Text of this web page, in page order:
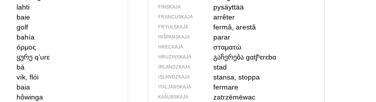
lahti
baie
golf
bahía
όρμος
ყურე qʼurɛ
bá
vík, flói
baia
hôwinga
FINSKAJA pysäyttää
FRANCUSKAJA arrêter
FRYULSKAJA fermâ, arestâ
HIŠPANSKAJA parar
HRECKAJA σταματώ
HRUZINSKAJA გაჩერებაgɑtʃʰɛrɛbɑ
IRLANDZKAJA stad
IŚLANDZKAJA stansa, stoppa
ITALJANSKAJA fermare
KAŠUBSKAJA zatrzëmëwac